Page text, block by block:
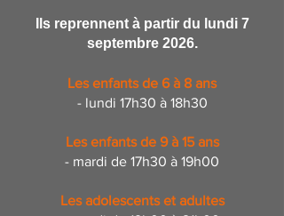
Ils reprennent à partir du lundi 7
septembre 2026.
Les enfants de 6 à 8 ans
- lundi 17h30 à 18h30
Les enfants de 9 à 15 ans
- mardi de 17h30 à 19h00
Les adolescents et adultes